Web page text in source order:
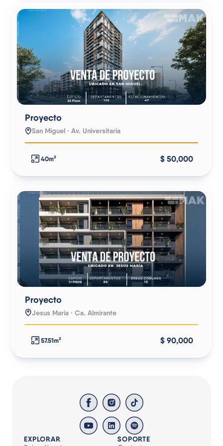
Proyecto
San Miguel · Av. Universitaria
40m² $ 50,000
Proyecto
Jesus Maria · Ca. Almirante
57.51m² $ 90,000
EXPLORAR SOPORTE